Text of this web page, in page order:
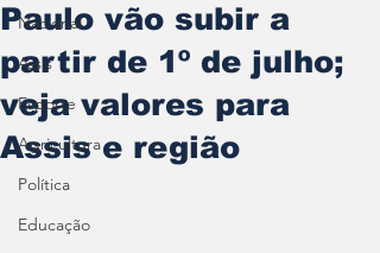
Nacional
Assis
Esporte
Agricultura
Política
Educação
Paulo vão subir a
partir de 1º de julho;
veja valores para
Assis e região